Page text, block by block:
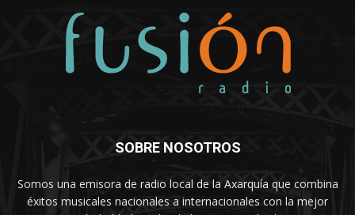
SOBRE NOSOTROS
Somos una emisora de radio local de la Axarquía que combina
éxitos musicales nacionales a internacionales con la mejor